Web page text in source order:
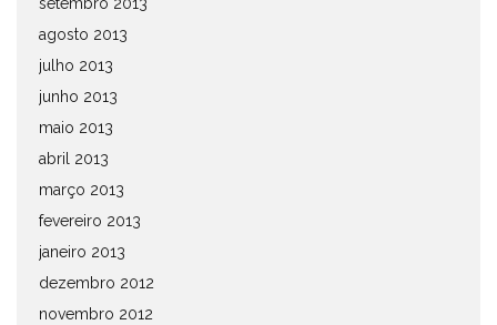
setembro 2013
agosto 2013
julho 2013
junho 2013
maio 2013
abril 2013
março 2013
fevereiro 2013
janeiro 2013
dezembro 2012
novembro 2012